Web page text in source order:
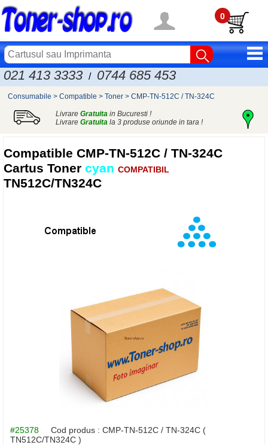
0
021 413 3333 / 0744 685 453
Consumabile > Compatible > Toner > CMP-TN-512C / TN-324C
Livrare Gratuitain Bucuresti !
Livrare Gratuitala 3 produse oriunde in tara !
Compatible CMP-TN-512C / TN-324C
Cartus Toner cyan COMPATIBIL
TN512C/TN324C
#25378 Cod produs : CMP-TN-512C / TN-324C (
TN512C/TN324C )